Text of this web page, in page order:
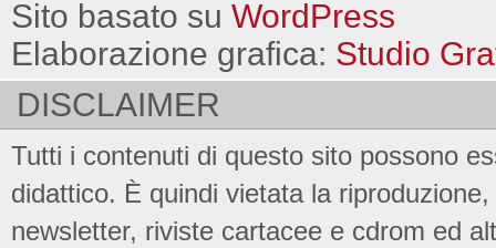
Sito basato su WordPress
Elaborazione grafica: Studio
DISCLAIMER
Tutti i contenuti di questo sito possono
didattico. È quindi vietata la
newsletter, riviste cartacee e cdrom ed